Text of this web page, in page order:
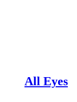
All Eyes